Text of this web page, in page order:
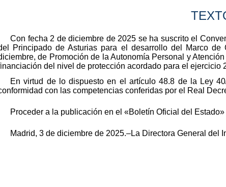
Con fecha 2 de diciembre de 2025 se ha suscrito el
Principado de Asturias para el desarrollo del Marco
de Promoción de la Autonomía Personal y
del nivel de protección acordado para el ejercicio
En virtud de lo dispuesto en el artículo 48.8 de la Ley
con las competencias conferidas por el Real
Proceder a la publicación en el «Boletín Oficial del
Madrid, 3 de diciembre de 2025.–La Directora General del